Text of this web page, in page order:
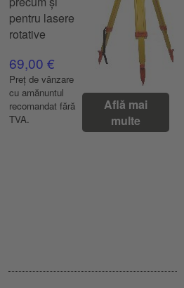
pentru lasere
rotative
69,00 €
Preț de vânzare
cu amănuntul
recomandat fără
TVA.
Află mai
multe